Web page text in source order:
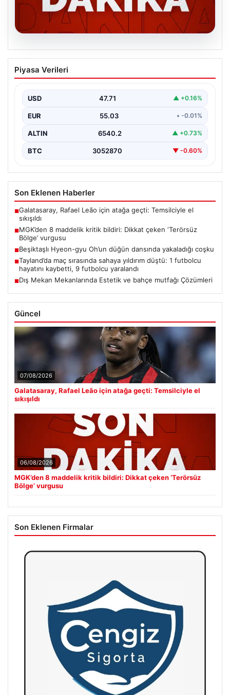
MGK’den 8 maddelik kritik bildiri: Dikkat
çeken ‘Terörsüz Bölge’ vurgusu
Piyasa Verileri
USD 47.71 ▲ +0.16%
EUR 55.03 • -0.01%
ALTIN 6540.2 ▲ +0.73%
BTC 3052870 ▼ -0.60%
Son Eklenen Haberler
■Galatasaray, Rafael Leão için atağa geçti: Temsilciyle el
sıkışıldı
■MGK’den 8 maddelik kritik bildiri: Dikkat çeken ‘Terörsüz
Bölge’ vurgusu
■Beşiktaşlı Hyeon-gyu Oh’un düğün dansında yakaladığı coşku
■Tayland’da maç sırasında sahaya yıldırım düştü: 1 futbolcu
hayatını kaybetti, 9 futbolcu yaralandı
■Dış Mekan Mekanlarında Estetik ve bahçe mutfağı Çözümleri
Güncel
07/08/2026
Galatasaray, Rafael Leão için atağa geçti: Temsilciyle el
sıkışıldı
06/08/2026
MGK’den 8 maddelik kritik bildiri: Dikkat çeken ‘Terörsüz
Bölge’ vurgusu
Son Eklenen Firmalar